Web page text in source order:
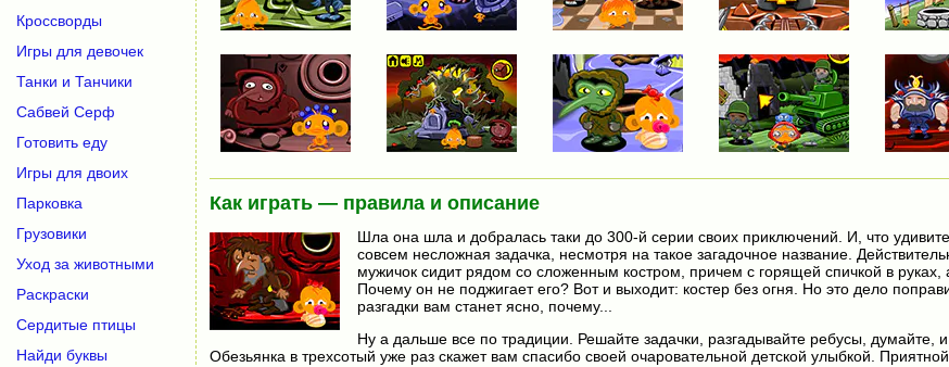
Как играть — правила и описание
Шла она шла и добралась таки до 300-й серии своих приключений. И, что
совсем несложная задачка, несмотря на такое загадочное название.
мужичок сидит рядом со сложенным костром, причем с горящей спичкой в руках,
Почему он не поджигает его? Вот и выходит: костер без огня. Но это дело
разгадки вам станет ясно, почему...
Ну а дальше все по традиции. Решайте задачки, разгадывайте ребусы, думайте,
Обезьянка в трехсотый уже раз скажет вам спасибо своей очаровательной детской улыбкой.
Кроссворды
Игры для девочек
Танки и Танчики
Сабвей Серф
Готовить еду
Игры для двоих
Парковка
Грузовики
Уход за животными
Раскраски
Сердитые птицы
Найди буквы